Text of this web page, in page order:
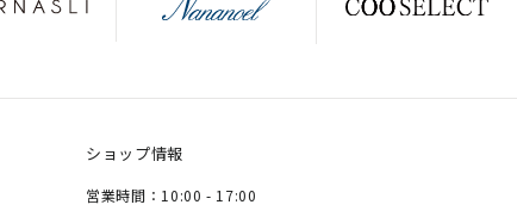
ショップ情報
営業時間：10:00 - 17:00